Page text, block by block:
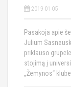
2019-01-05
Pasakoja apie
Julium
priklauso
stojimą į
„Žemynos“ klube,